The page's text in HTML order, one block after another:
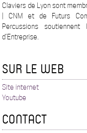
Claviers de Lyon sont
| CNM et de Futurs
Percussions
d’Entreprise.
SUR LE WEB
Site internet
Youtube
CONTACT